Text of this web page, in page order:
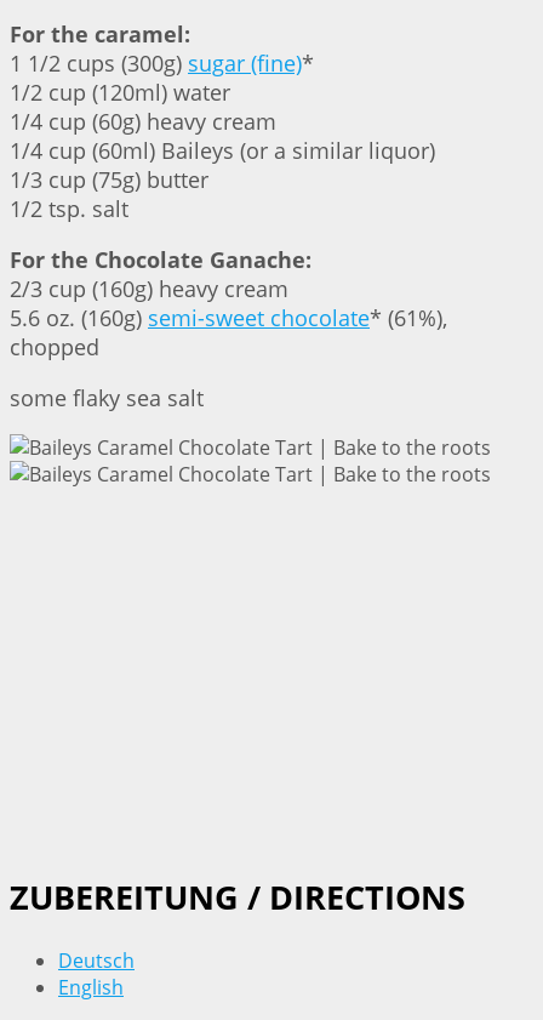
For the caramel:
1 1/2 cups (300g) sugar (fine)*
1/2 cup (120ml) water
1/4 cup (60g) heavy cream
1/4 cup (60ml) Baileys (or a similar liquor)
1/3 cup (75g) butter
1/2 tsp. salt
For the Chocolate Ganache:
2/3 cup (160g) heavy cream
5.6 oz. (160g) semi-sweet chocolate* (61%),
chopped
some flaky sea salt
ZUBEREITUNG / DIRECTIONS
Deutsch
English